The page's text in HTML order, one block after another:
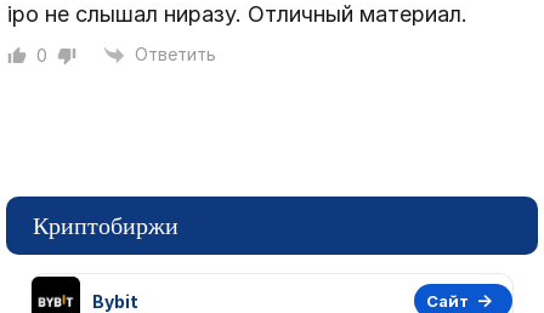
ipo не слышал ниразу. Отличный материал.
0 Ответить
Криптобиржи
Bybit Сайт